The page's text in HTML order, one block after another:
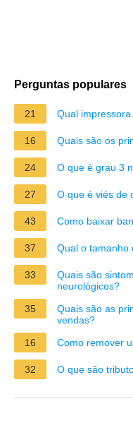
Perguntas populares
21 Qual
16 Quais são os
24 O que é grau 3
27 O que é viés de
43 Como baixar
37 Qual o tamanho
33
Quais são
neurológicos?
35
Quais são as
vendas?
16
Como remover
32 O que são